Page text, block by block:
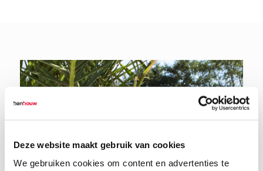
Deze website maakt gebruik van cookies
We gebruiken cookies om content en advertenties te